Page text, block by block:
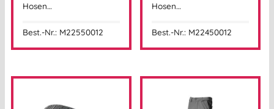
Hosen…
Best.-Nr.: M22550012
Hosen…
Best.-Nr.: M22450012